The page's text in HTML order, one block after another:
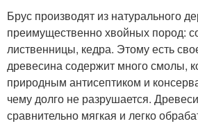
Брус производят из натурального
преимущественно хвойных пород:
лиственницы, кедра. Этому есть
древесина содержит много смолы,
природным антисептиком и
чему долго не разрушается.
сравнительно мягкая и легко